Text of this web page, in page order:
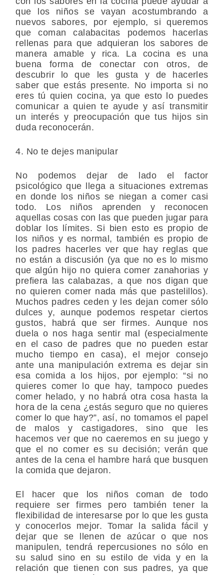
que los niños se vayan acostumbrando a
nuevos sabores, por ejemplo, si queremos
que coman calabacitas podemos hacerlas
rellenas para que adquieran los sabores de
manera amable y rica. La cocina es una
buena forma de conectar con otros, de
descubrir lo que les gusta y de hacerles
saber que estás presente. No importa si no
eres tú quien cocina, ya que esto lo puedes
comunicar a quien te ayude y así transmitir
un interés y preocupación que tus hijos sin
duda reconocerán.
4. No te dejes manipular
No podemos dejar de lado el factor
psicológico que llega a situaciones extremas
en donde los niños se niegan a comer casi
todo. Los niños aprenden y reconocen
aquellas cosas con las que pueden jugar para
doblar los límites. Si bien esto es propio de
los niños y es normal, también es propio de
los padres hacerles ver que hay reglas que
no están a discusión (ya que no es lo mismo
que algún hijo no quiera comer zanahorias y
prefiera las calabazas, a que nos digan que
no quieren comer nada más que pastelillos).
Muchos padres ceden y les dejan comer sólo
dulces y, aunque podemos respetar ciertos
gustos, habrá que ser firmes. Aunque nos
duela o nos haga sentir mal (especialmente
en el caso de padres que no pueden estar
mucho tiempo en casa), el mejor consejo
ante una manipulación extrema es dejar sin
esa comida a los hijos, por ejemplo: “si no
quieres comer lo que hay, tampoco puedes
comer helado, y no habrá otra cosa hasta la
hora de la cena ¿estás seguro que no quieres
comer lo que hay?”, así, no tomamos el papel
de malos y castigadores, sino que les
hacemos ver que no caeremos en su juego y
que el no comer es su decisión; verán que
antes de la cena el hambre hará que busquen
la comida que dejaron.
El hacer que los niños coman de todo
requiere ser firmes pero también tener la
flexibilidad de interesarse por lo que les gusta
y conocerlos mejor. Tomar la salida fácil y
dejar que se llenen de azúcar o que nos
manipulen, tendrá repercusiones no sólo en
su salud sino en su estilo de vida y en la
relación que tienen con sus padres, ya que